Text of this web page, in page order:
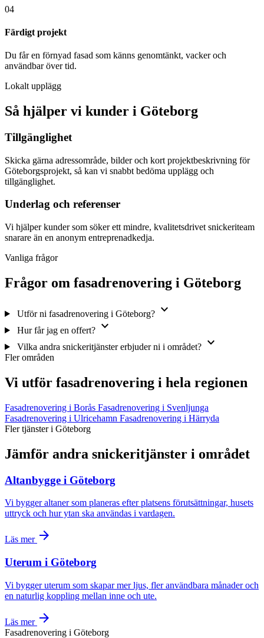
04
Färdigt projekt
Du får en förnyad fasad som känns genomtänkt, vacker och
användbar över tid.
Lokalt upplägg
Så hjälper vi kunder i Göteborg
Tillgänglighet
Skicka gärna adressområde, bilder och kort projektbeskrivning för
Göteborgsprojekt, så kan vi snabbt bedöma upplägg och
tillgänglighet.
Underlag och referenser
Vi hjälper kunder som söker ett mindre, kvalitetsdrivet snickeriteam
snarare än en anonym entreprenadkedja.
Vanliga frågor
Frågor om fasadrenovering i Göteborg
Utför ni fasadrenovering i Göteborg? expand_more
Hur får jag en offert? expand_more
Vilka andra snickeritjänster erbjuder ni i området? expand_more
Fler områden
Vi utför fasadrenovering i hela regionen
Fasadrenovering i Borås Fasadrenovering i Svenljunga
Fasadrenovering i Ulricehamn Fasadrenovering i Härryda
Fler tjänster i Göteborg
Jämför andra snickeritjänster i området
Altanbygge i Göteborg
Vi bygger altaner som planeras efter platsens förutsättningar, husets
uttryck och hur ytan ska användas i vardagen.
Läs mer arrow_forward
Uterum i Göteborg
Vi bygger uterum som skapar mer ljus, fler användbara månader och
en naturlig koppling mellan inne och ute.
Läs mer arrow_forward
Fasadrenovering i Göteborg